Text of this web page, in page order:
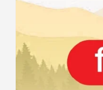
Headlines